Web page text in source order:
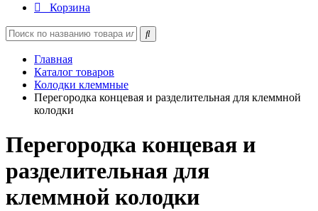
Корзина
Главная
Каталог товаров
Колодки клеммные
Перегородка концевая и разделительная для клеммной
колодки
Перегородка концевая и
разделительная для
клеммной колодки